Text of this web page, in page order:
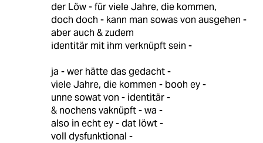
der Löw - für viele Jahre, die kommen,
doch doch - kann man sowas von ausgehen -
aber auch & zudem
identitär mit ihm verknüpft sein -
ja - wer hätte das gedacht -
viele Jahre, die kommen - booh ey -
unne sowat von - identitär -
& nochens vaknüpft - wa -
also in echt ey - dat löwt -
voll dysfunktional -